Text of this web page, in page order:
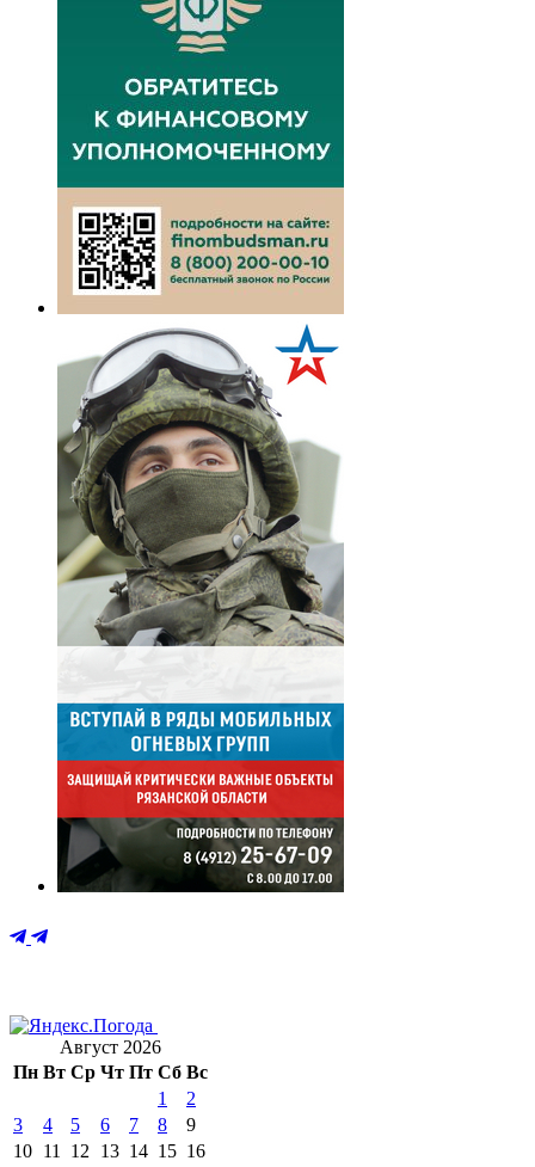
Август 2026
Пн Вт Ср Чт Пт Сб Вс
1
2
3
4 5 6 7 8
9
10 11 12 13 14 15 16